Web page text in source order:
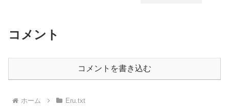
コメント
コメントを書き込む
ホーム Eru.txt